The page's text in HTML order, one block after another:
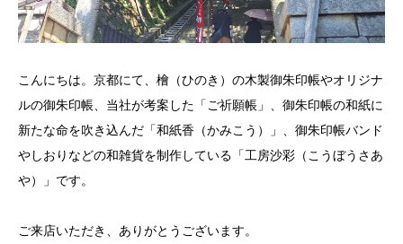
こんにちは。京都にて、檜（ひのき）の木製御朱印帳やオリジナ
ルの御朱印帳、当社が考案した「ご祈願帳」、御朱印帳の和紙に
新たな命を吹き込んだ「和紙香（かみこう）」、御朱印帳バンド
やしおりなどの和雑貨を制作している「工房沙彩（こうぼうさあ
や）」です。
ご来店いただき、ありがとうございます。